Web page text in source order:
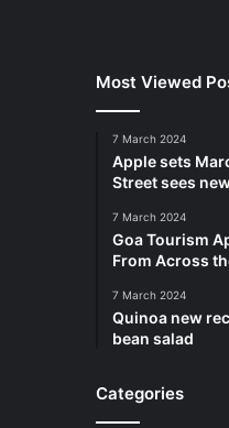
Most Viewed
7 March 2024
Apple sets
Street sees
7 March 2024
Goa Tourism
From Across
7 March 2024
Quinoa new
bean salad
Categories